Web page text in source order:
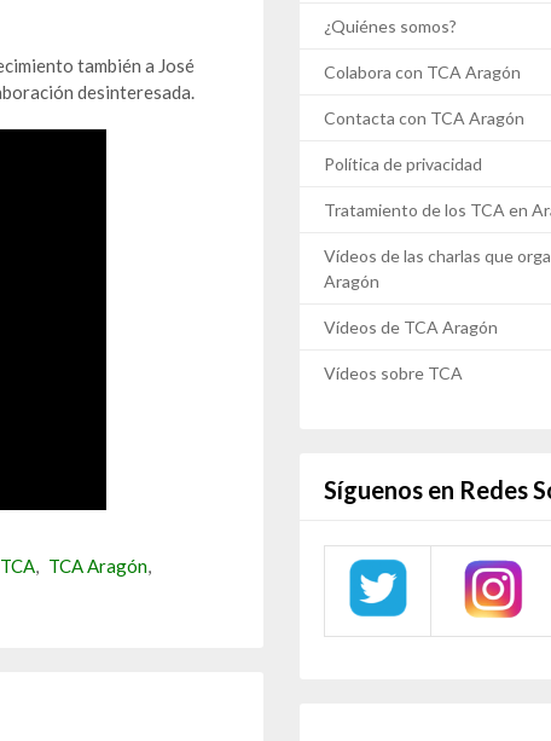
también a José
desinteresada.
TCA, TCA Aragón,
¿Quiénes somos?
Colabora con TCA Aragón
Contacta con TCA Aragón
Política de privacidad
Tratamiento de los TCA en
Vídeos de las charlas que
Aragón
Vídeos de TCA Aragón
Vídeos sobre TCA
Síguenos en Redes